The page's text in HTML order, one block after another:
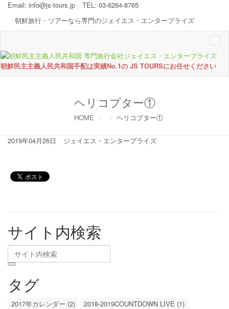
Email: info@js-tours.jp
TEL: 03-6264-8765
朝鮮旅行・ツアーなら専門のジェイエス・エンタープライズ
朝鮮民主主義人民共和国手配は実績No.1の JS TOURSにお任せください
ヘリコプター①
HOME ヘリコプター①
2019年04月26日 ジェイエス・エンタープライズ
サイト内検索
タグ
2017年カレンダー (2)
2018-2019COUNTDOWN LIVE (1)